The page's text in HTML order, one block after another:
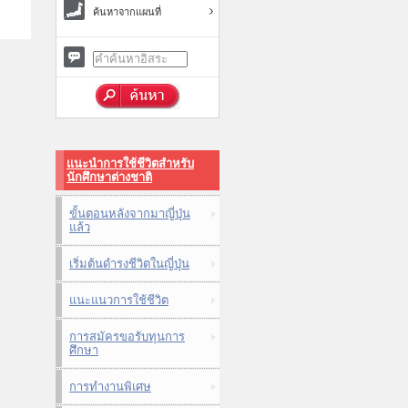
ค้นหาจากแผนที่
แนะนำการใช้ชีวิตสำหรับ
นักศึกษาต่างชาติ
ขั้นตอนหลังจากมาญี่ปุ่น
แล้ว
เริ่มต้นดำรงชีวิตในญี่ปุ่น
แนะแนวการใช้ชีวิต
การสมัครขอรับทุนการ
ศึกษา
การทำงานพิเศษ